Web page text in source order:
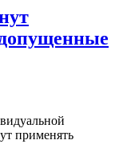
применять